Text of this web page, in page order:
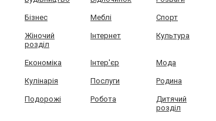
Бізнес Меблі Спорт
Жіночий
розділ
Інтернет Культура
Економіка Інтер'єр Мода
Кулінарія Послуги Родина
Подорожі Робота
Дитячий
розділ